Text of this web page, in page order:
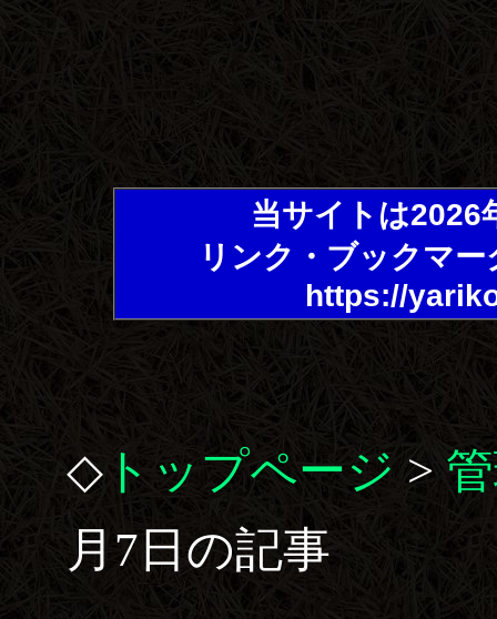
当サイトは2026
リンク・ブックマ
https://
◇トップページ >
月7日の記事